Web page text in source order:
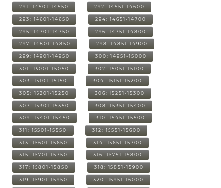
291: 14501-14550 292: 14551-14600
293: 14601-14650 294: 14651-14700
295: 14701-14750 296: 14751-14800
297: 14801-14850 298: 14851-14900
299: 14901-14950 300: 14951-15000
301: 15001-15050 302: 15051-15100
303: 15101-15150 304: 15151-15200
305: 15201-15250 306: 15251-15300
307: 15301-15350 308: 15351-15400
309: 15401-15450 310: 15451-15500
311: 15501-15550 312: 15551-15600
313: 15601-15650 314: 15651-15700
315: 15701-15750 316: 15751-15800
317: 15801-15850 318: 15851-15900
319: 15901-15950 320: 15951-16000